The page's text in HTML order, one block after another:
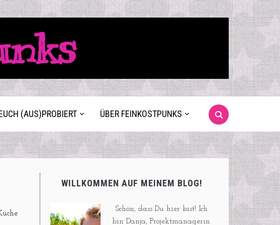
(AUS)PROBIERT ÜBER FEINKOSTPUNKS
WILLKOMMEN AUF MEINEM BLOG!
Schön, dass Du hier bist! Ich
bin Danja, Projektmanagerin